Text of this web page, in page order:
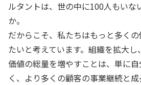
ルタントは、世の中に100人もいな
か。
だからこそ、私たちはもっと多く
たいと考えています。組織を拡大
価値の総量を増やすことは、単に
く、より多くの顧客の事業継続と